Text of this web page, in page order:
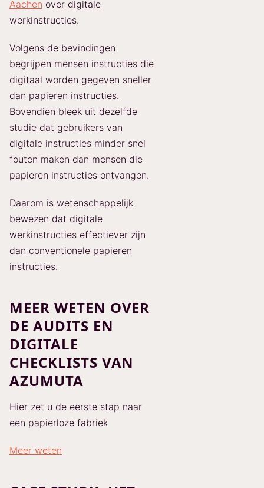
Aachen over digitale
werkinstructies.
Volgens de bevindingen
begrijpen mensen instructies die
digitaal worden gegeven sneller
dan papieren instructies.
Bovendien bleek uit dezelfde
studie dat gebruikers van
digitale instructies minder snel
fouten maken dan mensen die
papieren instructies ontvangen.
Daarom is wetenschappelijk
bewezen dat digitale
werkinstructies effectiever zijn
dan conventionele papieren
instructies.
MEER WETEN OVER
DE AUDITS EN
DIGITALE
CHECKLISTS VAN
AZUMUTA
Hier zet u de eerste stap naar
een papierloze fabriek
Meer weten